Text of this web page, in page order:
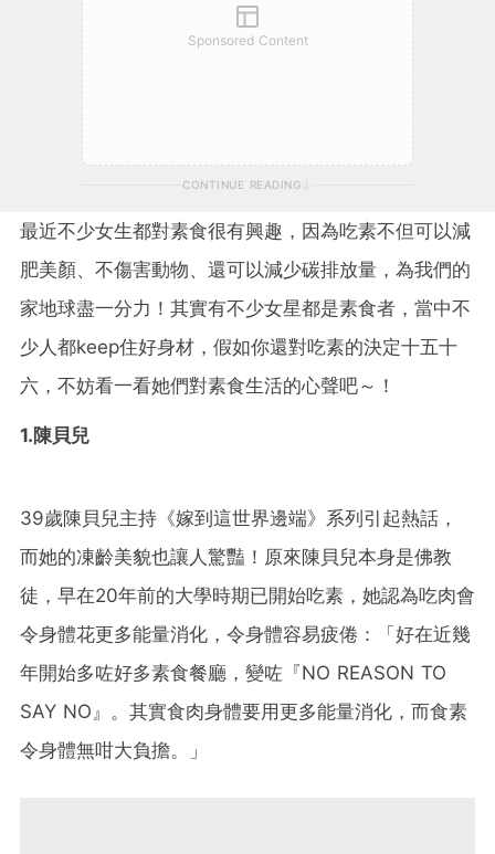
Sponsored Content
CONTINUE READING
最近不少女生都對素食很有興趣，因為吃素不但可以減
肥美顏、不傷害動物、還可以減少碳排放量，為我們的
家地球盡一分力！其實有不少女星都是素食者，當中不
少人都keep住好身材，假如你還對吃素的決定十五十
六，不妨看一看她們對素食生活的心聲吧～！
1.陳貝兒
39歲陳貝兒主持《嫁到這世界邊端》系列引起熱話，
而她的凍齡美貌也讓人驚豔！原來陳貝兒本身是佛教
徒，早在20年前的大學時期已開始吃素，她認為吃肉會
令身體花更多能量消化，令身體容易疲倦：「好在近幾
年開始多咗好多素食餐廳，變咗『NO REASON TO
SAY NO』。其實食肉身體要用更多能量消化，而食素
令身體無咁大負擔。」